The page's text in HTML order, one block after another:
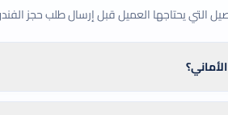
التي يحتاجها العميل قبل إرسال طلب حجز